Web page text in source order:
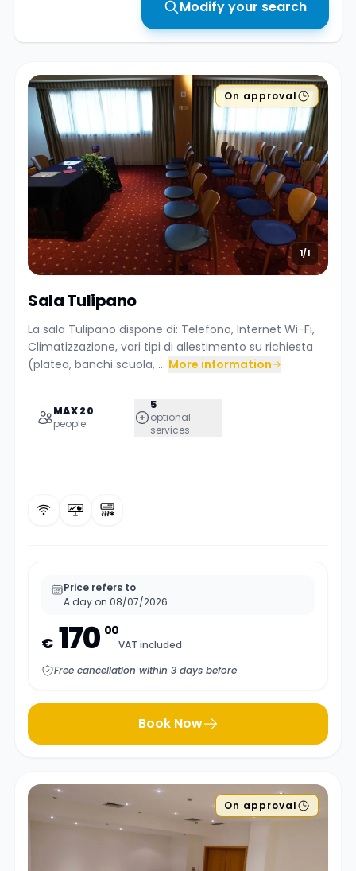
Modify your search
On approval
1/1
Sala Tulipano
La sala Tulipano dispone di: Telefono, Internet Wi-Fi,
Climatizzazione, vari tipi di allestimento su richiesta
(platea, banchi scuola, ... More information
MAX 20
people
5
optional
services
Price refers to
A day on 08/07/2026
€ 170 00
VAT included
Free cancellation within 3 days before
Book Now
On approval